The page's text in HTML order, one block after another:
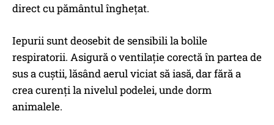
direct cu pământul înghețat.
Iepurii sunt deosebit de sensibili la bolile
respiratorii. Asigură o ventilație corectă în partea de
sus a cuștii, lăsând aerul viciat să iasă, dar fără a
crea curenți la nivelul podelei, unde dorm
animalele.